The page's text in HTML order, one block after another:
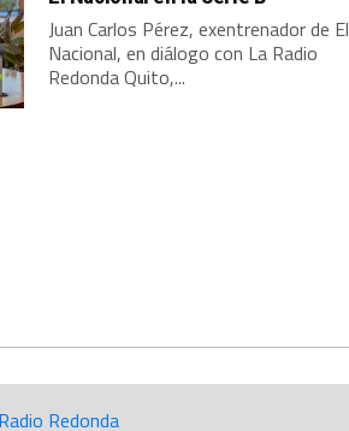
Juan Carlos Pérez, exentrenador de El
Nacional, en diálogo con La Radio
Redonda Quito,...